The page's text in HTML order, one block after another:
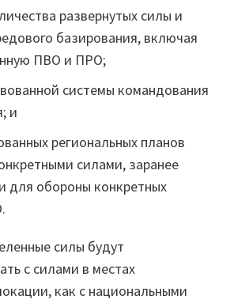
развернутых силы и
базирования, включая
ПВО и ПРО;
системы командования
и
региональных планов
силами, заранее
для обороны конкретных
силы будут
с силами в местах
как с национальными